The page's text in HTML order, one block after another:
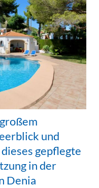
und
gepflegte
in der
Denia